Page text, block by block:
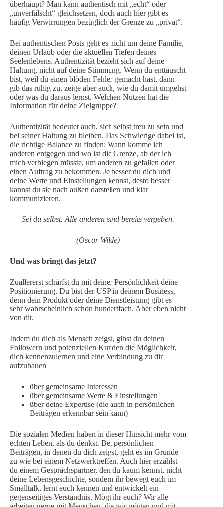
überhaupt? Man kann authentisch mit „echt“ oder
„unverfälscht“ gleichsetzen, doch auch hier gibt es
häufig Verwirrungen bezüglich der Grenze zu „privat“.
Bei authentischen Posts geht es nicht um deine Familie,
deinen Urlaub oder die aktuellen Tiefen deines
Seelenlebens. Authentizität bezieht sich auf deine
Haltung, nicht auf deine Stimmung. Wenn du enttäuscht
bist, weil du einen blöden Fehler gemacht hast, dann
gib das ruhig zu, zeige aber auch, wie du damit umgehst
oder was du daraus lernst. Welchen Nutzen hat die
Information für deine Zielgruppe?
Authentizität bedeutet auch, sich selbst treu zu sein und
bei seiner Haltung zu bleiben. Das Schwierige dabei ist,
die richtige Balance zu finden: Wann komme ich
anderen entgegen und wo ist die Grenze, ab der ich
mich verbiegen müsste, um anderen zu gefallen oder
einen Auftrag zu bekommen. Je besser du dich und
deine Werte und Einstellungen kennst, desto besser
kannst du sie nach außen darstellen und klar
kommunizieren.
Sei du selbst. Alle anderen sind bereits vergeben.
(Oscar Wilde)
Und was bringt das jetzt?
Zuallererst schärfst du mit deiner Persönlichkeit deine
Positionierung. Du bist der USP in deinem Business,
denn dein Produkt oder deine Dienstleistung gibt es
sehr wahrscheinlich schon hundertfach. Aber eben nicht
von dir.
Indem du dich als Mensch zeigst, gibst du deinen
Followern und potenziellen Kunden die Möglichkeit,
dich kennenzulernen und eine Verbindung zu dir
aufzubauen
über gemeinsame Interessen
über gemeinsame Werte & Einstellungen
über deine Expertise (die auch in persönlichen
Beiträgen erkennbar sein kann)
Die sozialen Medien haben in dieser Hinsicht mehr vom
echten Leben, als du denkst. Bei persönlichen
Beiträgen, in denen du dich zeigst, geht es im Grunde
zu wie bei einem Netzwerktreffen. Auch hier erzählst
du einem Gesprächspartner, den du kaum kennst, nicht
deine Lebensgeschichte, sondern ihr bewegt euch im
Smalltalk, lernt euch kennen und entwickelt ein
gegenseitiges Verständnis. Mögt ihr euch? Wir alle